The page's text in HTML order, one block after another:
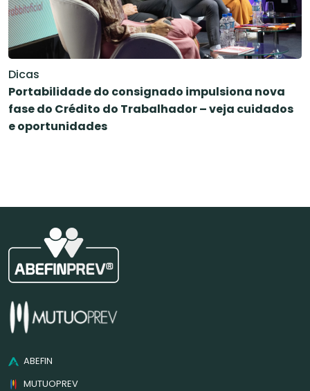
Dicas
Portabilidade do consignado impulsiona nova
fase do Crédito do Trabalhador – veja cuidados
e oportunidades
ABEFIN
MUTUOPREV